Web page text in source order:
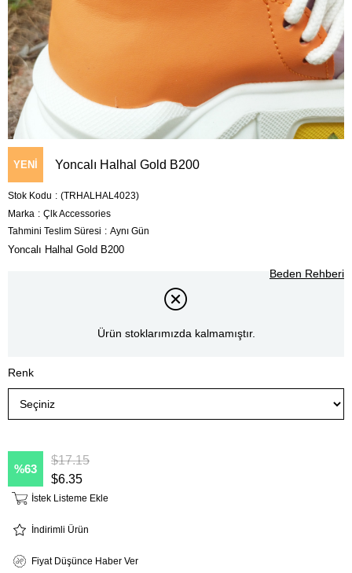
YENI
ÜRÜN
Yoncalı Halhal Gold B200
Stok Kodu
(TRHALHAL4023)
Marka : Çlk Accessories
Tahmini Teslim Süresi : Aynı Gün
Yoncalı Halhal Gold B200
Beden Rehberi
Ürün stoklarımızda kalmamıştır.
Renk
63
$17.15
$6.35
İstek Listeme Ekle
İndirimli Ürün
Fiyat Düşünce Haber Ver